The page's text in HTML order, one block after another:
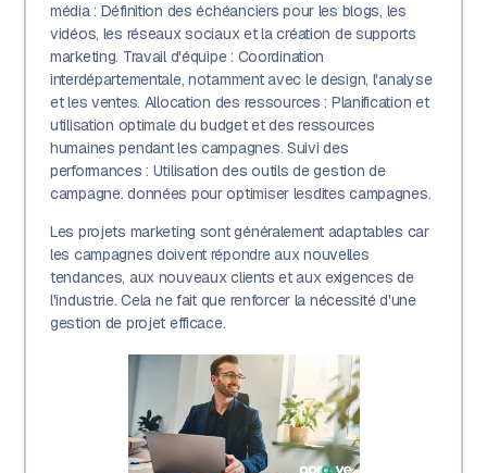
média : Définition des échéanciers pour les blogs, les
vidéos, les réseaux sociaux et la création de supports
marketing. Travail d'équipe : Coordination
interdépartementale, notamment avec le design, l'analyse
et les ventes. Allocation des ressources : Planification et
utilisation optimale du budget et des ressources
humaines pendant les campagnes. Suivi des
performances : Utilisation des outils de gestion de
campagne. données pour optimiser lesdites campagnes.
Les projets marketing sont généralement adaptables car
les campagnes doivent répondre aux nouvelles
tendances, aux nouveaux clients et aux exigences de
l'industrie. Cela ne fait que renforcer la nécessité d'une
gestion de projet efficace.